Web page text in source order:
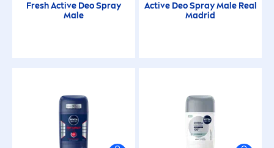
Kleiderschutz
Mit natürlichen Ölen
FreshActive Deo Spray
Male
ActiveDeo Spray Male Real
Madrid